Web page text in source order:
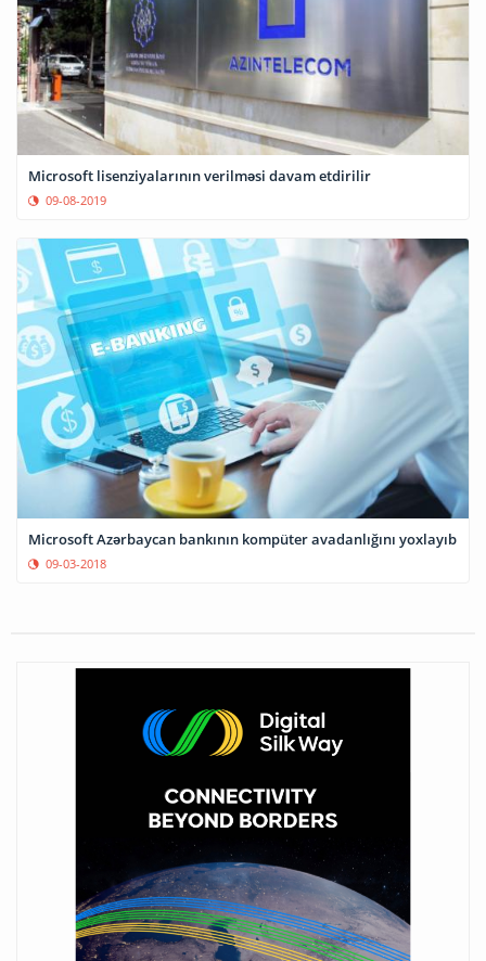
Microsoft lisenziyalarının verilməsi davam etdirilir
09-08-2019
Microsoft Azərbaycan bankının kompüter avadanlığını yoxlayıb
09-03-2018